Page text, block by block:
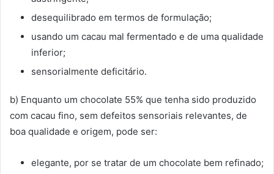
desequilibrado em termos de formulação;
usando um cacau mal fermentado e de uma qualidade
inferior;
sensorialmente deficitário.
b) Enquanto um chocolate 55% que tenha sido produzido
com cacau fino, sem defeitos sensoriais relevantes, de
boa qualidade e origem, pode ser:
elegante, por se tratar de um chocolate bem refinado;